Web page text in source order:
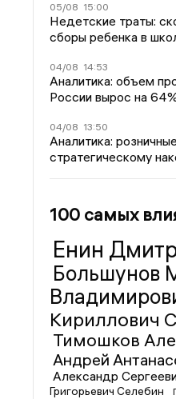
05/08 15:00
Недетские траты:
сборы ребенка в
04/08 14:53
Аналитика: объем
России вырос на
04/08 13:50
Аналитика:
стратегическому
100 самых
Енин
Большунов
Кириллович
Тимошков
Андрей
Александр
Григорьевич Селебин